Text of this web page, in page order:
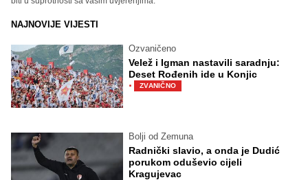
NAJNOVIJE VIJESTI
Ozvaničeno
Velež i Igman nastavili saradnju:
Deset Rođenih ide u Konjic
· ZVANIČNO
Bolji od Zemuna
Radnički slavio, a onda je Dudić
porukom oduševio cijeli
Kragujevac